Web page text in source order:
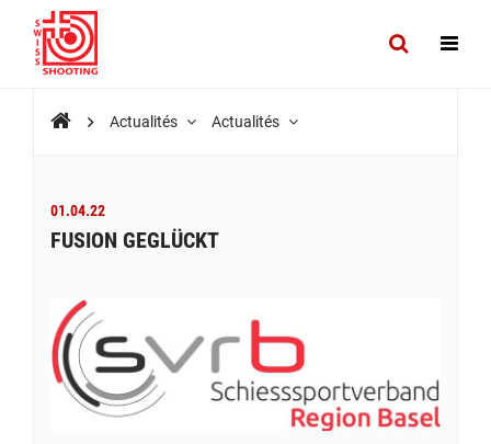
Actualités Actualités
01.04.22
FUSION GEGLÜCKT